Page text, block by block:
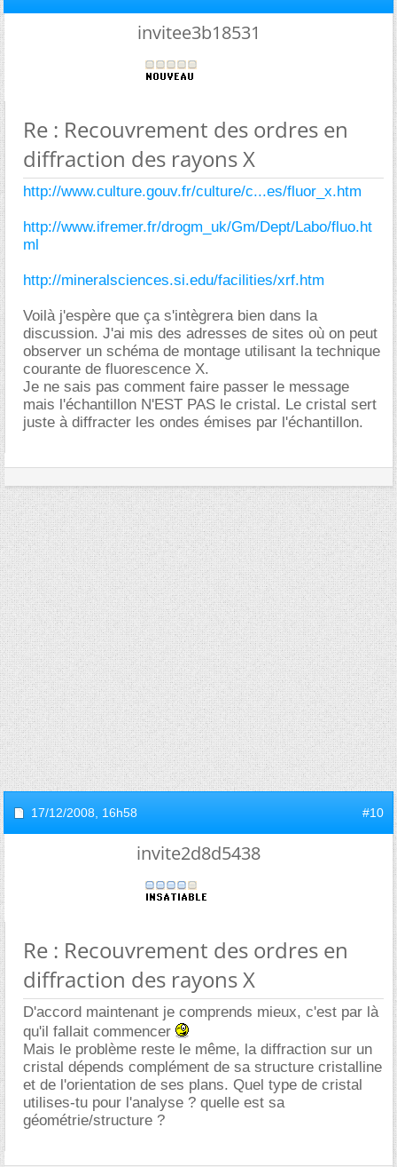
invitee3b18531
Re : Recouvrement des ordres en
diffraction des rayons X
http://www.culture.gouv.fr/culture/c...es/fluor_x.htm
http://www.ifremer.fr/drogm_uk/Gm/Dept/Labo/fluo.ht
ml
http://mineralsciences.si.edu/facilities/xrf.htm
Voilà j'espère que ça s'intègrera bien dans la
discussion. J'ai mis des adresses de sites où on peut
observer un schéma de montage utilisant la technique
courante de fluorescence X.
Je ne sais pas comment faire passer le message
mais l'échantillon N'EST PAS le cristal. Le cristal sert
juste à diffracter les ondes émises par l'échantillon.
17/12/2008, 16h58 #10
invite2d8d5438
Re : Recouvrement des ordres en
diffraction des rayons X
D'accord maintenant je comprends mieux, c'est par là
qu'il fallait commencer
Mais le problème reste le même, la diffraction sur un
cristal dépends complément de sa structure cristalline
et de l'orientation de ses plans. Quel type de cristal
utilises-tu pour l'analyse ? quelle est sa
géométrie/structure ?